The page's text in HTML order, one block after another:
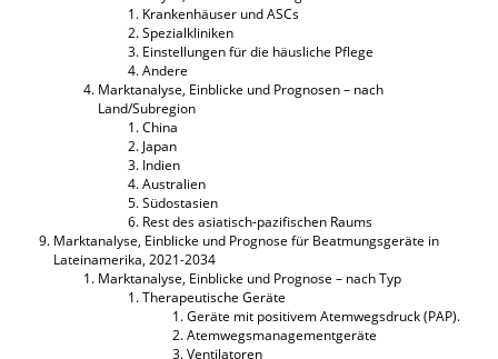
Krankenhäuser und ASCs
Spezialkliniken
Einstellungen für die häusliche Pflege
Andere
Marktanalyse, Einblicke und Prognosen – nach
Land/Subregion
China
Japan
Indien
Australien
Südostasien
Rest des asiatisch-pazifischen Raums
Marktanalyse, Einblicke und Prognose für Beatmungsgeräte in
Lateinamerika, 2021-2034
Marktanalyse, Einblicke und Prognose – nach Typ
Therapeutische Geräte
Geräte mit positivem Atemwegsdruck (PAP).
Atemwegsmanagementgeräte
Ventilatoren